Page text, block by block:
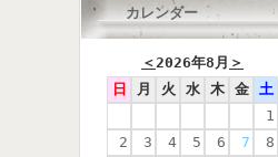
カレンダー
＜2026年8月 ＞
日
月 火 水 木 金
土
1
2
3 4 5 6 7
8